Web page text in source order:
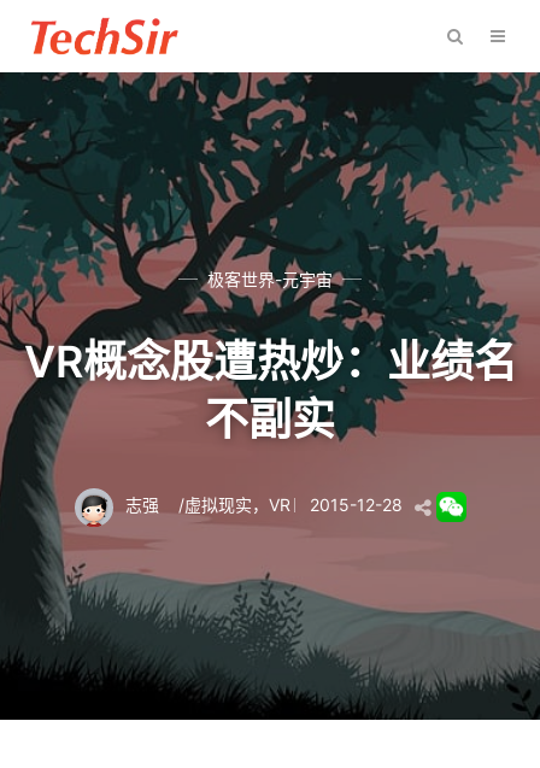
极客世界-元宇宙
VR概念股遭热炒：业绩名
不副实
志强 /虚拟现实， VR 2015-12-28